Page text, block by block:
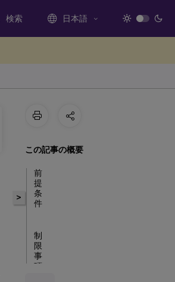
検索 日本語
>
この記事の概要
前
提
条
件
制
限
事
項